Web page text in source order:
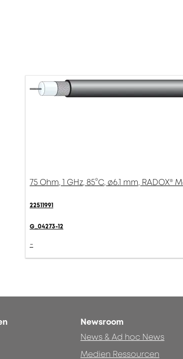
75 Ohm, 1 GHz, 85°C, ø6.1 mm, RADOX®
22511991
G_04273-12
-
Newsroom
News & Ad hoc News
Medien Ressourcen